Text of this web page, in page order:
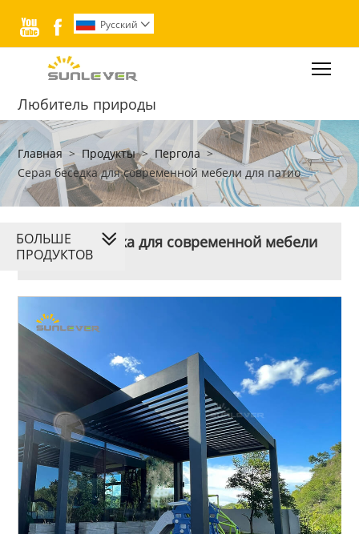
  Pусский 
Любитель природы
Главная > Продукты > Пергола >
Серая беседка для современной мебели для патио
Серая беседка для современной мебели
для патио
БОЛЬШЕ
ПРОДУКТОВ